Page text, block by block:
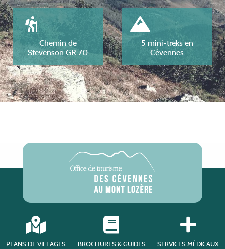
Chemin de
Stevenson GR 70
5 mini-treks en
Cévennes
PLANS DE VILLAGES BROCHURES & GUIDES SERVICES MÉDICAUX